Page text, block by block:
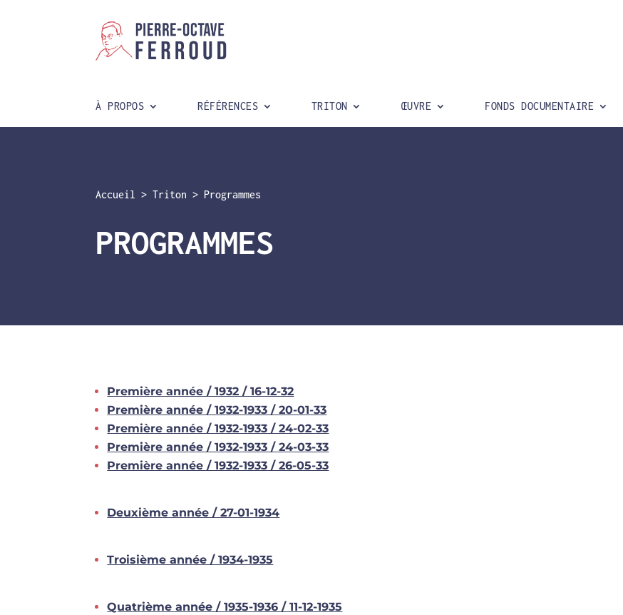
À PROPOS RÉFÉRENCES TRITON ŒUVRE FONDS DOCUMENTAIRE
Accueil >Triton >Programmes
PROGRAMMES
Première année / 1932 / 16-12-32
Première année / 1932-1933 / 20-01-33
Première année / 1932-1933 / 24-02-33
Première année / 1932-1933 / 24-03-33
Première année / 1932-1933 / 26-05-33
Deuxième année / 27-01-1934
Troisième année / 1934-1935
Quatrième année / 1935-1936 / 11-12-1935